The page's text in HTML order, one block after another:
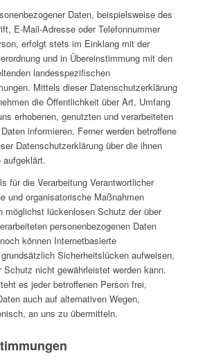
Daten, beispielsweise des
E-Mail-Adresse oder Telefonnummer
erfolgt stets im Einklang mit der
und in Übereinstimmung mit den
landesspezifischen
Mittels dieser Datenschutzerklärung
die Öffentlichkeit über Art, Umfang
erhobenen, genutzten und verarbeiteten
informieren. Ferner werden betroffene
Datenschutzerklärung über die ihnen
aufgeklärt.
für die Verarbeitung Verantwortlicher
und organisatorische Maßnahmen
möglichst lückenlosen Schutz der über
personenbezogenen Daten
können Internetbasierte
Sicherheitslücken aufweisen,
nicht gewährleistet werden kann.
es jeder betroffenen Person frei,
auch auf alternativen Wegen,
an uns zu übermitteln.